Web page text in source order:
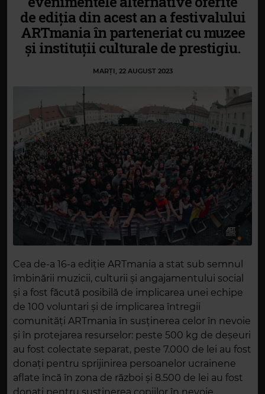
de ediția din acest an a festivalului
ARTmania în parteneriat cu muzee
și instituții culturale de prestigiu.
MARȚI, 22 AUGUST 2023
Cea de-a 16-a ediție ARTmania a stat sub semnul
îmbinării muzicii, culturii și angajamentului social
și a fost făcută posibilă de implicarea unei echipe
de 100 voluntari și de implicarea întregii
comunități ARTmania în susținerea celor în nevoie
și în protejarea resurselor: peste 500 kg de deșeuri
au fost colectate separat, peste 7.000 de lei au fost
donați pentru sprijinirea persoanelor ucrainene
aflate încă în zona de război și 8.500 de lei au fost